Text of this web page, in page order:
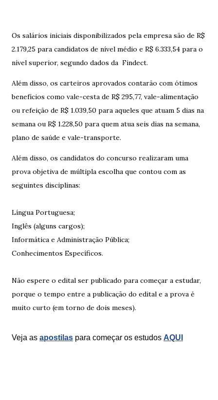
Os salários iniciais disponibilizados pela empresa são de R$
2.179,25 para candidatos de nível médio e R$ 6.333,54 para o
nível superior, segundo dados da Findect.
Além disso, os carteiros aprovados contarão com ótimos
benefícios como vale-cesta de R$ 295,77, vale-alimentação
ou refeição de R$ 1.039,50 para aqueles que atuam 5 dias na
semana ou R$ 1.228,50 para quem atua seis dias na semana,
plano de saúde e vale-transporte.
Além disso, os candidatos do concurso realizaram uma
prova objetiva de múltipla escolha que contou com as
seguintes disciplinas:
Língua Portuguesa;
Inglês (alguns cargos);
Informática e Administração Pública;
Conhecimentos Específicos.
Não espere o edital ser publicado para começar a estudar,
porque o tempo entre a publicação do edital e a prova é
muito curto (em torno de dois meses).
Veja as apostilas para começar os estudos AQUI